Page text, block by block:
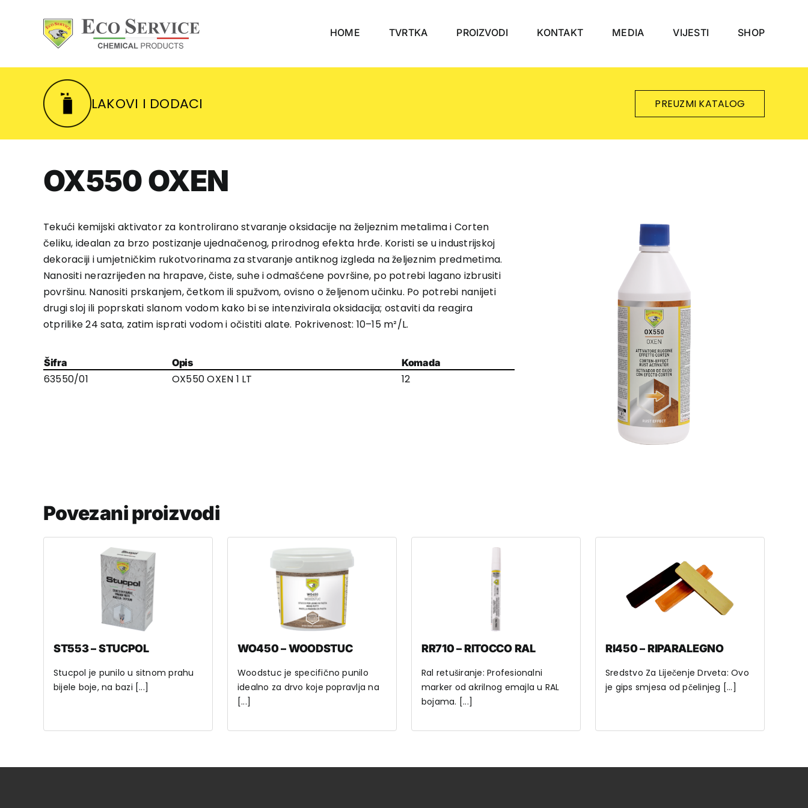
HOME TVRTKA PROIZVODI KONTAKT MEDIA VIJESTI SHOP
LAKOVI I DODACI PREUZMI KATALOG
OX550 OXEN
Tekući kemijski aktivator za kontrolirano stvaranje oksidacije na željeznim metalima i Corten
čeliku, idealan za brzo postizanje ujednačenog, prirodnog efekta hrđe. Koristi se u industrijskoj
dekoraciji i umjetničkim rukotvorinama za stvaranje antiknog izgleda na željeznim predmetima.
Nanositi nerazrijeđen na hrapave, čiste, suhe i odmašćene površine, po potrebi lagano izbrusiti
površinu. Nanositi prskanjem, četkom ili spužvom, ovisno o željenom učinku. Po potrebi nanijeti
drugi sloj ili poprskati slanom vodom kako bi se intenzivirala oksidacija; ostaviti da reagira
otprilike 24 sata, zatim isprati vodom i očistiti alate. Pokrivenost: 10–15 m²/L.
Šifra Opis Komada
63550/01 OX550 OXEN 1 LT 12
Povezani proizvodi
ST553 – STUCPOL
Stucpol je punilo u sitnom prahu
bijele boje, na bazi [...]
WO450 – WOODSTUC
Woodstuc je specifično punilo
idealno za drvo koje popravlja na
[...]
RR710 – RITOCCO RAL
Ral retuširanje: Profesionalni
marker od akrilnog emajla u RAL
bojama. [...]
RI450 – RIPARALEGNO
Sredstvo Za Liječenje Drveta: Ovo
je gips smjesa od pčelinjeg [...]